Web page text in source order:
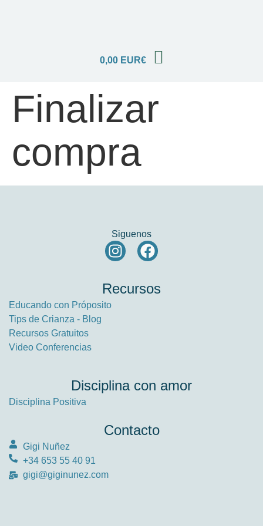
0,00 EUR€
Finalizar
compra
Siguenos
Recursos
Educando con Próposito
Tips de Crianza - Blog
Recursos Gratuitos
Video Conferencias
Disciplina con amor
Disciplina Positiva
Contacto
Gigi Nuñez
+34 653 55 40 91
gigi@giginunez.com